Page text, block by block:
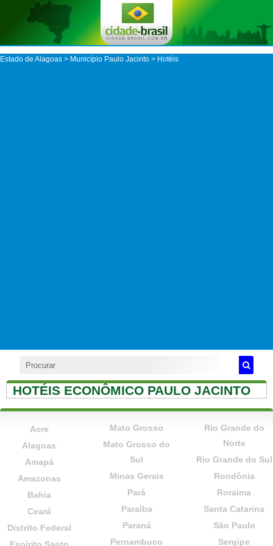
Estado de Alagoas > Município Paulo Jacinto > Hotéis
HOTÉIS ECONÔMICO PAULO JACINTO
Acre
Alagoas
Amapá
Amazonas
Bahia
Ceará
Distrito Federal
Mato Grosso
Mato Grosso do
Sul
Minas Gerais
Pará
Paraíba
Paraná
Pernambuco
Rio Grande do
Norte
Rio Grande do Sul
Rondônia
Roraima
Santa Catarina
São Paulo
Sergipe